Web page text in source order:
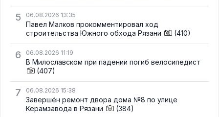
5 06.08.2026 13:35
Павел Малков прокомментировал ход
строительства Южного обхода Рязани
(410)
6 06.08.2026 11:19
В Милославском при падении погиб велосипедист
(407)
7 06.08.2026 15:38
Завершён ремонт двора дома №8 по улице
Керамзавода в Рязани
(384)